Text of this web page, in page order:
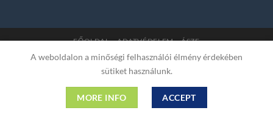
FŐOLDAL ADATVÉDELEM ÁSZF
Copyright 2007-2026 © BUDA TV | Hegyvidék Média
Műsorszolgáltató Kft. | Budapest, Hungary, XII. Hajnóczy József
utca 2. fszt. | Cg. 01-09-882523 | A weboldal 256 bit SSL COMODO
titkosítással védve
A weboldalon a minőségi felhasználói élmény érdekében
sütiket használunk.
MORE INFO ACCEPT